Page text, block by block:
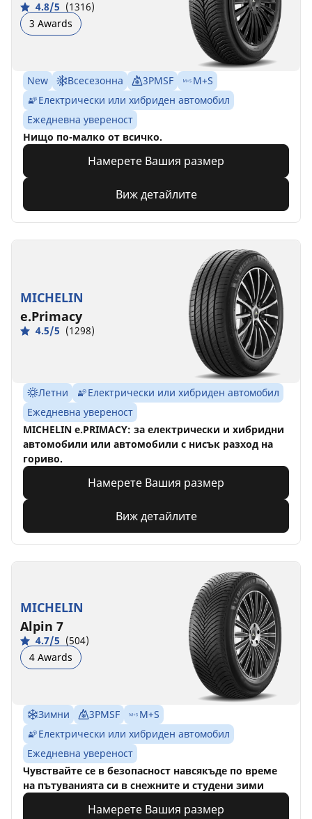
4.8/5 (1316)
3 Awards
New Всесезонна 3PMSF
M+S
Електрически или хибриден автомобил
Ежедневна увереност
Нищо по-малко от всичко.
Намерете Вашия размер
Виж детайлите
MICHELIN
e.Primacy
4.5/5 (1298)
Летни
Електрически или хибриден автомобил
Ежедневна увереност
MICHELIN e.PRIMACY: за електрически и хибридни
автомобили или автомобили с нисък разход на
гориво.
Намерете Вашия размер
Виж детайлите
MICHELIN
Alpin 7
4.7/5 (504)
4 Awards
Зимни 3PMSF
M+S
Електрически или хибриден автомобил
Ежедневна увереност
Чувствайте се в безопасност навсякъде по време
на пътуванията си в снежните и студени зими
Намерете Вашия размер